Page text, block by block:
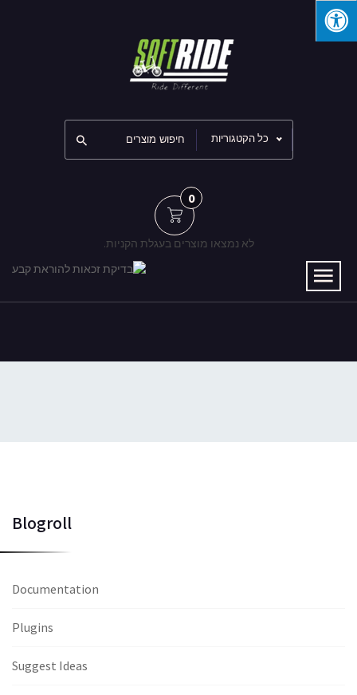
כל הקטגוריות
0
לא נמצאו מוצרים בעגלת הקניות.
Blogroll
Documentation
Plugins
Suggest Ideas